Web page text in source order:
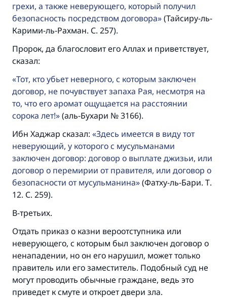
грехи, а также неверующего, который получил
безопасность посредством договора (Тайсиру-ль-
Карими-ль-Рахман. С. 257).
Пророк, да благословит его Аллах и приветствует,
сказал:
Тот, кто убьет неверного, с которым заключен
договор, не почувствует запаха Рая, несмотря на
то, что его аромат ощущается на расстоянии
сорока лет! (аль-Бухари № 3166).
Ибн Хаджар сказал: Здесь имеется в виду тот
неверующий, у которого с мусульманами
заключен договор: договор о выплате джизьи, или
договор о перемирии от правителя, или договор о
безопасности от мусульманина (Фатху-ль-Бари. Т.
12. С. 259).
В-третьих.
Отдать приказ о казни вероотступника или
неверующего, с которым был заключен договор о
ненападении, но он его нарушил, может только
правитель или его заместитель. Подобный суд не
могут проводить обычные граждане, ведь это
приведет к смуте и откроет двери зла.